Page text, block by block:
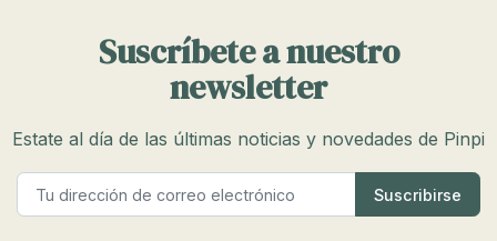
Suscríbete a nuestro
newsletter
Estate al día de las últimas noticias y novedades de Pinpi